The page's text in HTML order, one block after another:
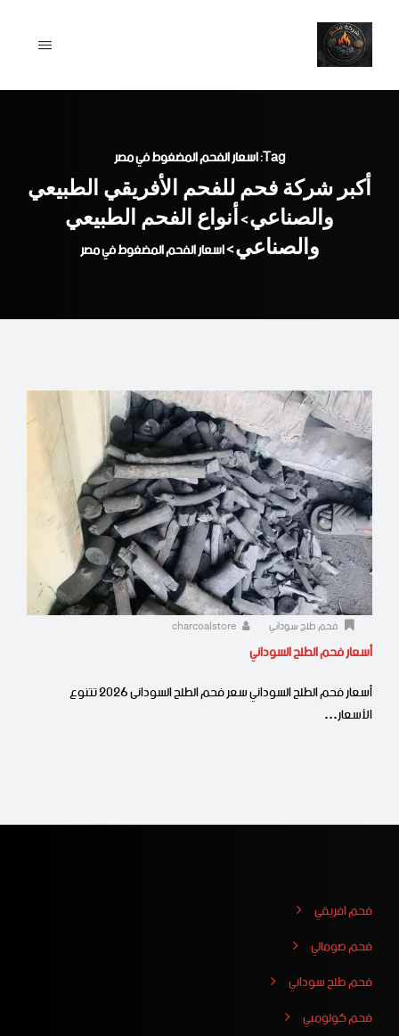
content
Tag: اسعار الفحم المضغوط في مصر
أكبر شركة فحم للفحم الأفريقي الطبيعي
والصناعي>أنواع الفحم الطبيعي
والصناعي>اسعار الفحم المضغوط في مصر
فحم طلح سوداني
أسعار فحم الطلح السوداني
أسعار فحم الطلح السوداني سعر فحم الطلح السودانى 2026 تتنوع
الأسعار…
فحم افريقي
فحم صومالي
فحم طلح سوداني
فحم كولومبي